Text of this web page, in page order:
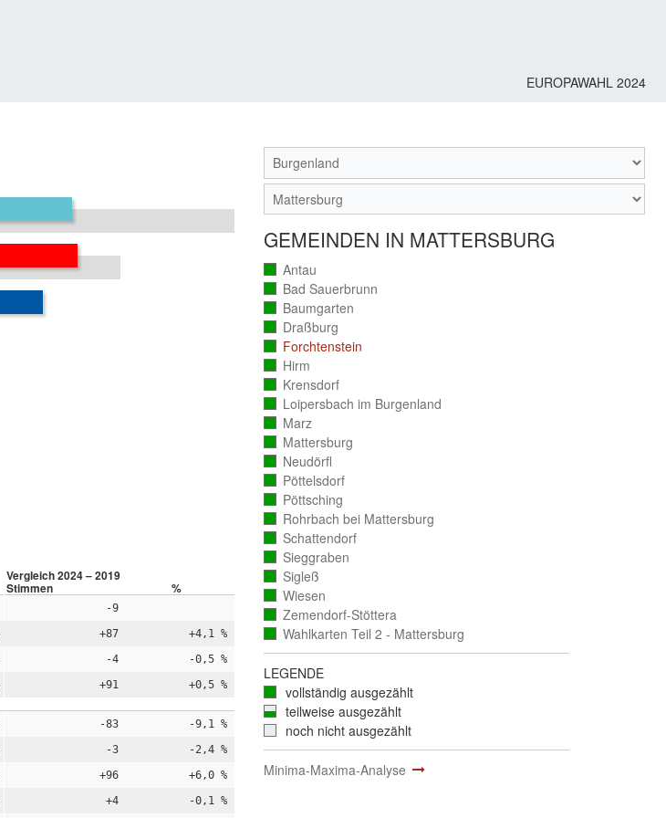
EUROPAWAHL 2024
Vergleich 2024 – 2019
Stimmen
%
-9
+87 +4,1 %
-4 -0,5 %
+91 +0,5 %
-83 -9,1 %
-3 -2,4 %
+96 +6,0 %
+4 -0,1 %
GEMEINDEN IN MATTERSBURG
Antau
(vollständig
ausgezählt)
Bad Sauerbrunn
(vollständig
ausgezählt)
Baumgarten
(vollständig
ausgezählt)
Draßburg
(vollständig
ausgezählt)
Forchtenstein
(vollständig
ausgezählt)
Hirm
(vollständig
ausgezählt)
Krensdorf
(vollständig
ausgezählt)
Loipersbach im Burgenland
(vollständig
ausgezählt)
Marz
(vollständig
ausgezählt)
Mattersburg
(vollständig
ausgezählt)
Neudörfl
(vollständig
ausgezählt)
Pöttelsdorf
(vollständig
ausgezählt)
Pöttsching
(vollständig
ausgezählt)
Rohrbach bei Mattersburg
(vollständig
ausgezählt)
Schattendorf
(vollständig
ausgezählt)
Sieggraben
(vollständig
ausgezählt)
Sigleß
(vollständig
ausgezählt)
Wiesen
(vollständig
ausgezählt)
Zemendorf-Stöttera
(vollständig
ausgezählt)
Wahlkarten Teil 2 - Mattersburg
(vollständig
LEGENDE
vollständig ausgezählt
teilweise ausgezählt
noch nicht ausgezählt
Minima-Maxima-Analyse